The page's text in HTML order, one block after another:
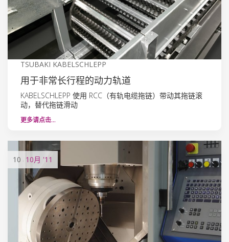
TSUBAKI KABELSCHLEPP
用于非常长行程的动力轨道
KABELSCHLEPP 使用 RCC（有轨电缆拖链）带动其拖链滚
动，替代拖链滑动
更多请点击…
10 10月 '11